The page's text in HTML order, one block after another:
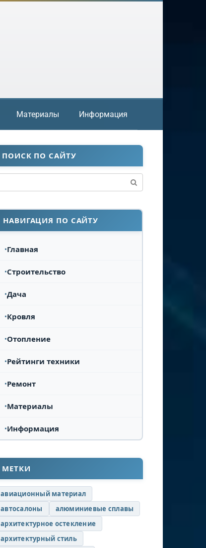
Материалы Информация
ПОИСК ПО САЙТУ
НАВИГАЦИЯ ПО САЙТУ
Главная
Строительство
Дача
Кровля
Отопление
Рейтинги техники
Ремонт
Материалы
Информация
МЕТКИ
авиационный материал
автосалоны
алюминиевые сплавы
архитектурное остекление
архитектурный стиль